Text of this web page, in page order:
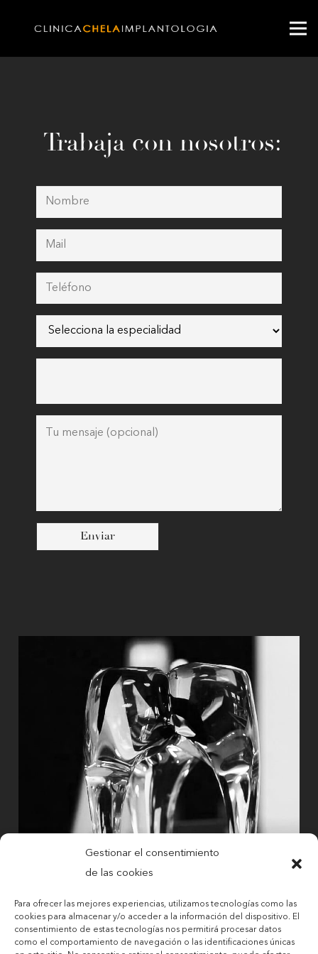
Gestionar el consentimiento
de las cookies
Para ofrecer las mejores experiencias, utilizamos tecnologías como las
cookies para almacenar y/o acceder a la información del dispositivo. El
consentimiento de estas tecnologías nos permitirá procesar datos
como el comportamiento de navegación o las identificaciones únicas
Trabaja con nosotros: